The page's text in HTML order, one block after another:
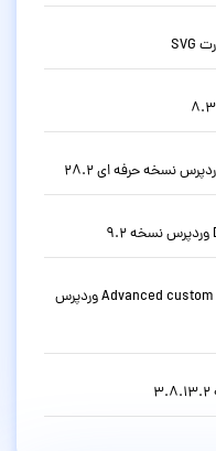
افزونه فارسی مدیریت زمینه دلخواه Advanced custom fields وردپرس